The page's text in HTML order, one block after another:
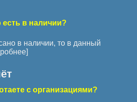
в наличии?
в наличии, то в данный
]
с организациями?